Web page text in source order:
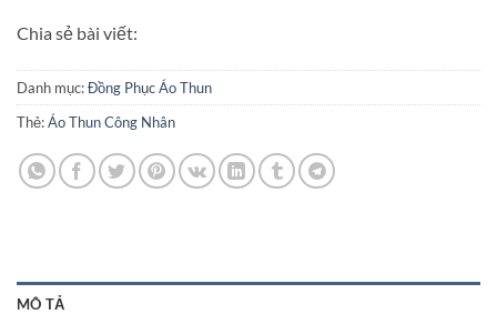
Chia sẻ bài viết:
Danh mục:Đồng Phục Áo Thun
Thẻ:Áo Thun Công Nhân
MÔ TẢ